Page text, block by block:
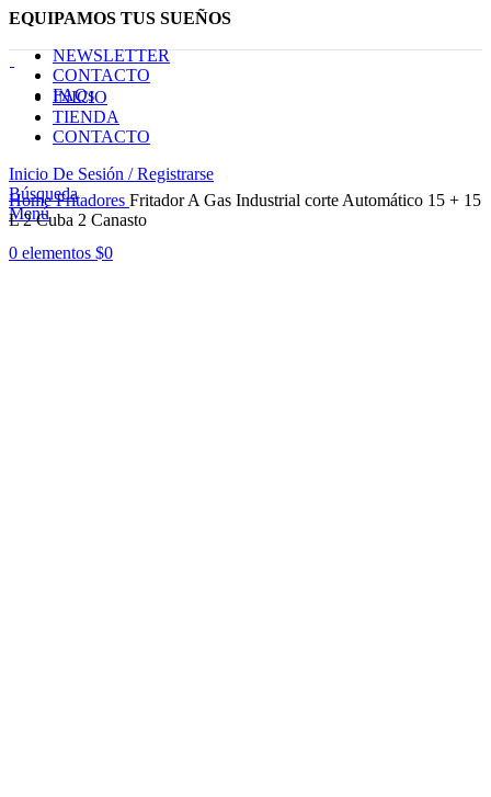
EQUIPAMOS TUS SUEÑOS
NEWSLETTER
CONTACTO
FAQs
INICIO
TIENDA
CONTACTO
Inicio De Sesión / Registrarse
Búsqueda
Menú
0 elementos $0
Haga Click para agrandar
HomeFritadores Fritador A Gas Industrial corte Automático 15 + 15
L 2 Cuba 2 Canasto